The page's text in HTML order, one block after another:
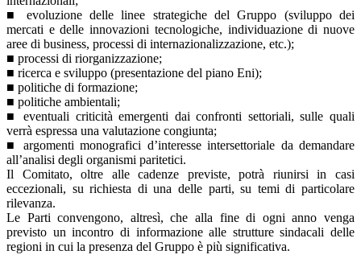
■ evoluzione delle linee strategiche del Gruppo (sviluppo dei
mercati e delle innovazioni tecnologiche, individuazione di nuove
aree di business, processi di internazionalizzazione, etc.);
■ processi di riorganizzazione;
■ ricerca e sviluppo (presentazione del piano Eni);
■ politiche di formazione;
■ politiche ambientali;
■ eventuali criticità emergenti dai confronti settoriali, sulle quali
verrà espressa una valutazione congiunta;
■ argomenti monografici d’interesse intersettoriale da demandare
all’analisi degli organismi paritetici.
Il Comitato, oltre alle cadenze previste, potrà riunirsi in casi
eccezionali, su richiesta di una delle parti, su temi di particolare
rilevanza.
Le Parti convengono, altresì, che alla fine di ogni anno venga
previsto un incontro di informazione alle strutture sindacali delle
regioni in cui la presenza del Gruppo è più significativa.